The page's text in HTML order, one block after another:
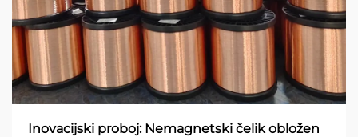
Inovacijski proboj: Nemagnetski čelik obložen